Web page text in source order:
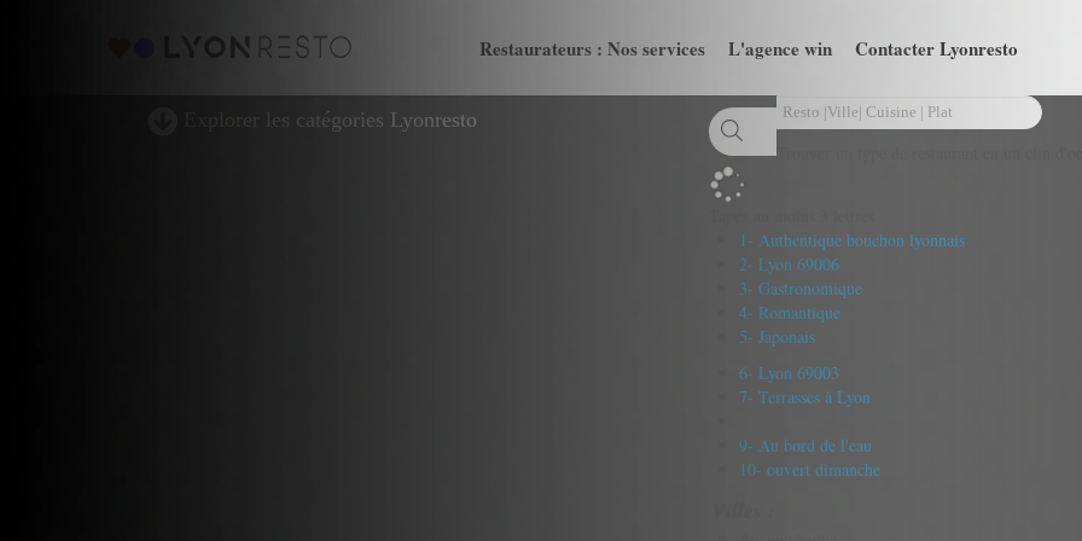
Restaurateurs : Nos services L'agence win Contacter Lyonresto
Explorer les catégories Lyonresto
1- Authentique bouchon lyonnais
2- Lyon 69006
3- Gastronomique
4- Romantique
5- Japonais
6- Lyon 69003
7- Terrasses à Lyon
9- Au bord de l'eau
10- ouvert dimanche